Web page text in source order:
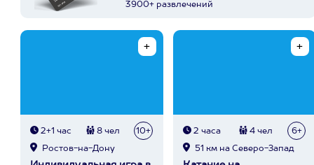
3900+ развлечений
2+1 час 8 чел 10+
Ростов-на-Дону
2 часа 4 чел 6+
51 км на Северо-Запад